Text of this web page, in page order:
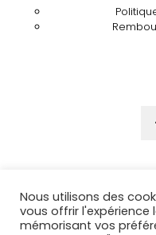
Nous utilisons des
vous offrir l'expérience
mémorisant vos